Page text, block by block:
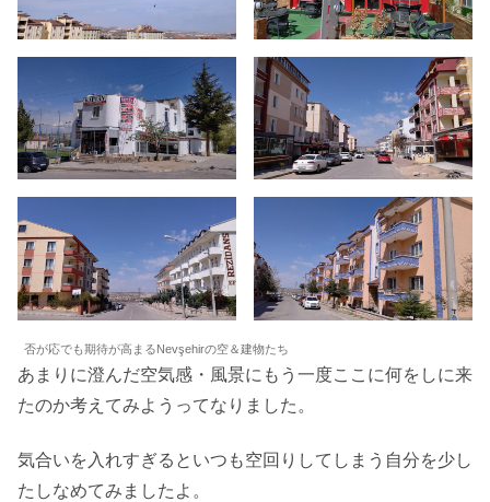
否が応でも期待が高まるNevşehirの空＆建物たち
あまりに澄んだ空気感・風景にもう一度ここに何をしに来
たのか考えてみようってなりました。
気合いを入れすぎるといつも空回りしてしまう自分を少し
たしなめてみましたよ。